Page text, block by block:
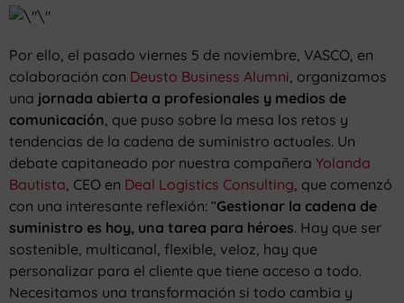
Por ello, el pasado viernes 5 de noviembre, VASCO, en
colaboración con Deusto Business Alumni, organizamos
una jornada abierta a profesionales y medios de
comunicación, que puso sobre la mesa los retos y
tendencias de la cadena de suministro actuales. Un
debate capitaneado por nuestra compañera Yolanda
Bautista, CEO en Deal Logistics Consulting, que comenzó
con una interesante reflexión: “Gestionar la cadena de
suministro es hoy, una tarea para héroes. Hay que ser
sostenible, multicanal, flexible, veloz, hay que
personalizar para el cliente que tiene acceso a todo.
Necesitamos una transformación si todo cambia y